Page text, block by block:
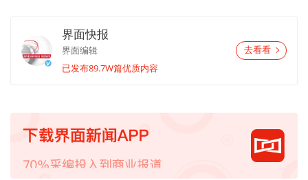
界面快报
界面编辑
已发布89.7W篇优质内容
去看看